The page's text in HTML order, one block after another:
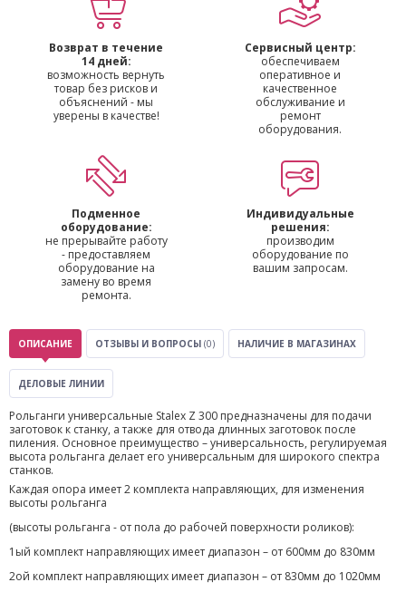
Возврат в течение
14 дней:
возможность вернуть
товар без рисков и
объяснений - мы
уверены в качестве!
Сервисный центр:
обеспечиваем
оперативное и
качественное
обслуживание и
ремонт
оборудования.
Подменное
оборудование:
не прерывайте работу
- предоставляем
оборудование на
замену во время
ремонта.
Индивидуальные
решения:
производим
оборудование по
вашим запросам.
ОПИСАНИЕ ОТЗЫВЫ И ВОПРОСЫ (0) НАЛИЧИЕ В МАГАЗИНАХ
ДЕЛОВЫЕ ЛИНИИ
Рольганги универсальные Stalex Z 300 предназначены для подачи
заготовок к станку, а также для отвода длинных заготовок после
пиления. Основное преимущество – универсальность, регулируемая
высота рольганга делает его универсальным для широкого спектра
станков.
Каждая опора имеет 2 комплекта направляющих, для изменения
высоты рольганга
(высоты рольганга - от пола до рабочей поверхности роликов):
1ый комплект направляющих имеет диапазон – от 600мм до 830мм
2ой комплект направляющих имеет диапазон – от 830мм до 1020мм